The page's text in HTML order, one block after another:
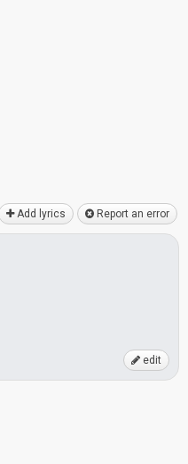
Add lyrics Report an error
edit